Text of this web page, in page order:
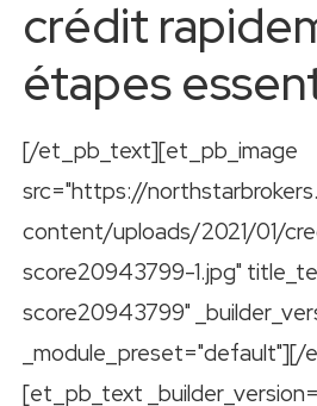
crédit
étapes
[/et_pb_text][et_pb_image
src="https://
content/uploads/2021/01/
score20943799-1.jpg"
score20943799"
_module_preset="default"][/
[et_pb_text